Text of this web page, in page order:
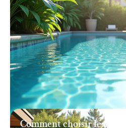
Comment choisir le